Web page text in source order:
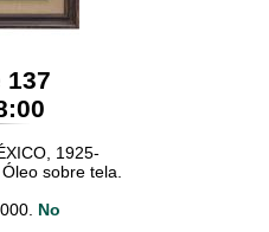
137
1925-
sobre tela.
No